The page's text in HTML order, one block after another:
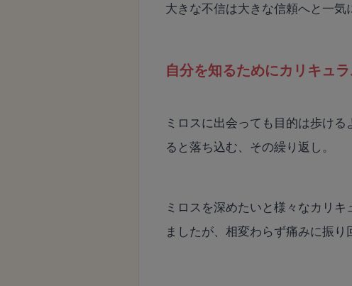
大きな不信は大きな信頼へと一気
自分を知るためにカリキュ
ミロスに出会っても目的は歩け
ると落ち込む、その繰り返し。
ミロスを深めたいと様々なカリ
ましたが、相変わらず痛みに振り